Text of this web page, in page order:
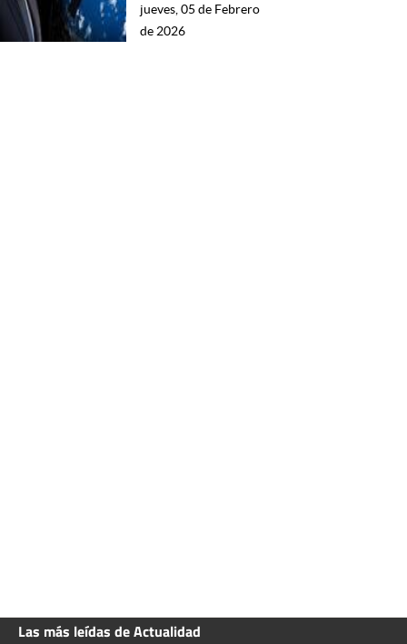
jueves, 05 de Febrero
de 2026
Las más leídas de Actualidad